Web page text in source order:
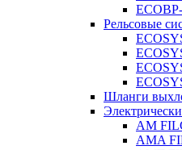
Рельсовые
Шланги
AM
AMA